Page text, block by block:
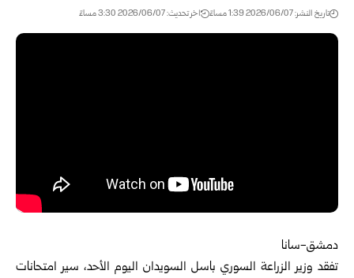
تاريخ النشر: 2026/06/07 1:39 مساءً اخر تحديث: 2026/06/07 3:30 مساءً
دمشق-سانا
تفقد وزير الزراعة السوري باسل السويدان اليوم الأحد، سير ‏امتحانات